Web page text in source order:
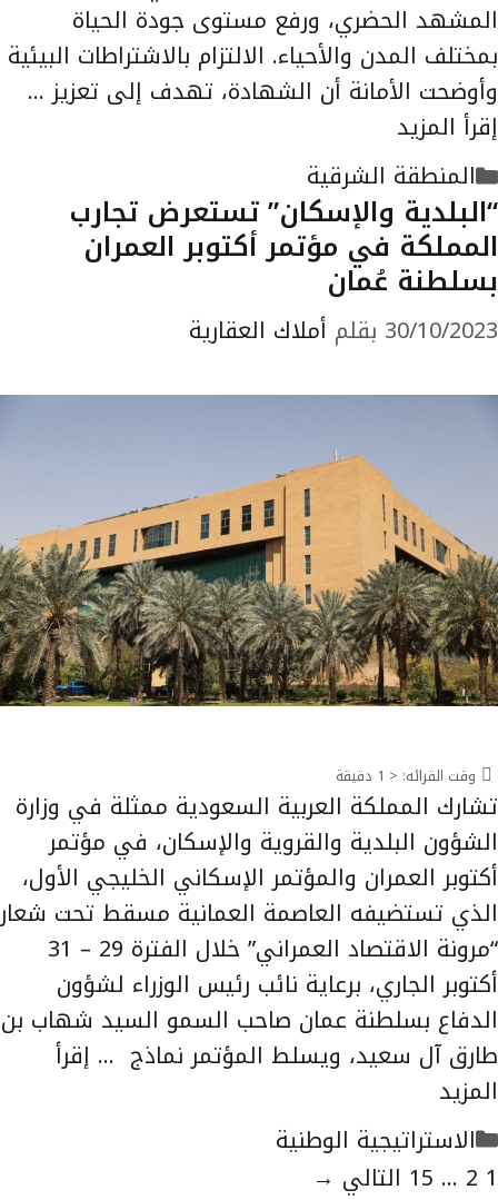
المشهد الحضري، ورفع مستوى جودة الحياة
بمختلف المدن والأحياء. الالتزام بالاشتراطات البيئية
وأوضحت الأمانة أن الشهادة، تهدف إلى تعزيز …
إقرأ المزيد
التصنيفات
المنطقة الشرقية
“البلدية والإسكان” تستعرض تجارب
المملكة في مؤتمر أكتوبر العمران
بسلطنة عُمان
30/10/2023 بقلم أملاك العقارية
وقت القرائه: < 1 دقيقة
تشارك المملكة العربية السعودية ممثلة في وزارة
الشؤون البلدية والقروية والإسكان، في مؤتمر
أكتوبر العمران والمؤتمر الإسكاني الخليجي الأول،
الذي تستضيفه العاصمة العمانية مسقط تحت شعار
“مرونة الاقتصاد العمراني” خلال الفترة 29 – 31
أكتوبر الجاري، برعاية نائب رئيس الوزراء لشؤون
الدفاع بسلطنة عمان صاحب السمو السيد شهاب بن
طارق آل سعيد، ويسلط المؤتمر نماذج … إقرأ
المزيد
التصنيفات
الاستراتيجية الوطنية
الصفحة
1 الصفحة
2
... الصفحة
15 التالي →